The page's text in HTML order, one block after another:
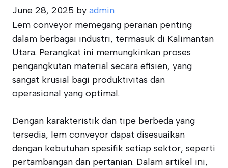
June 28, 2025 by admin
Lem conveyor memegang peranan penting
dalam berbagai industri, termasuk di Kalimantan
Utara. Perangkat ini memungkinkan proses
pengangkutan material secara efisien, yang
sangat krusial bagi produktivitas dan
operasional yang optimal.
Dengan karakteristik dan tipe berbeda yang
tersedia, lem conveyor dapat disesuaikan
dengan kebutuhan spesifik setiap sektor, seperti
pertambangan dan pertanian. Dalam artikel ini,